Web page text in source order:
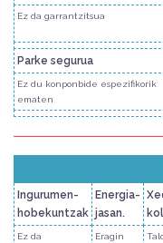
Ez da garrantzitsua
Parke segurua
Ez du konponbide espezifikorik
ematen
Ingurumen-
hobekuntzak
Energia-
jasan.
Ez da
Eragin